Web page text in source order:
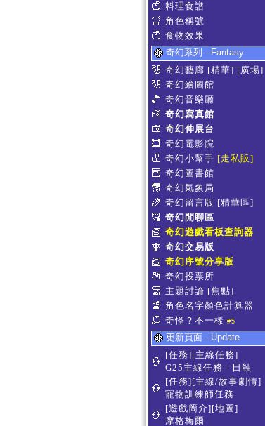
料理食譜
角色稱號
食物效果
奇幻系列 - Fantasy
奇幻藝廊 [精華] [廣場]
奇幻繪圖館
奇幻音樂廳
奇幻寫真館
奇幻伸展台
奇幻電影院
奇幻小幫手 [走私販]
奇幻圖書館
奇幻氣象局
奇幻留言版 [精華區]
奇幻閒聊區
奇幻遊戲看板查詢器
奇幻交易版
奇幻序號分享版
奇幻投票所
主題討論 [焦點]
角色名字顏色計算器
奇怪？不一樣 #5
更新頁面 - Update
[任務][主線任務]
G25主線任務 - 日蝕
[任務][主線/故事劇情]
寵物訓練師任務
[遊戲簡介][地圖]
摩格梅爾